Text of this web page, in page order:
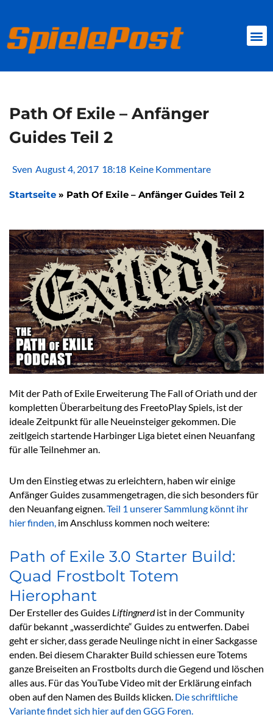
springen
Path Of Exile – Anfänger
Guides Teil 2
Sven August 4, 2017 18:18 Keine Kommentare
Startseite » Path Of Exile – Anfänger Guides Teil 2
Mit der Path of Exile Erweiterung The Fall of Oriath und der
kompletten Überarbeitung des FreetoPlay Spiels, ist der
ideale Zeitpunkt für alle Neueinsteiger gekommen. Die
zeitlgeich startende Harbinger Liga bietet einen Neuanfang
für alle Teilnehmer an.
Um den Einstieg etwas zu erleichtern, haben wir einige
Anfänger Guides zusammengetragen, die sich besonders für
den Neuanfang eignen. Teil 1 unserer Sammlung könnt ihr
hier finden, im Anschluss kommen noch weitere:
Path of Exile 3.0 Starter Build:
Quad Frostbolt Totem
Hierophant
Der Ersteller des Guides Liftingnerdist in der Community
dafür bekannt „wasserdichte“ Guides zu entwerfen. Dabei
geht er sicher, dass gerade Neulinge nicht in einer Sackgasse
enden. Bei diesem Charakter Build schiessen eure Totems
ganze Breiseiten an Frostbolts durch die Gegend und löschen
alles aus. Für das YouTube Video mit der Erklärung einfach
oben auf den Namen des Builds klicken. Die schriftliche
Variante findet sich hier auf den GGG Foren.